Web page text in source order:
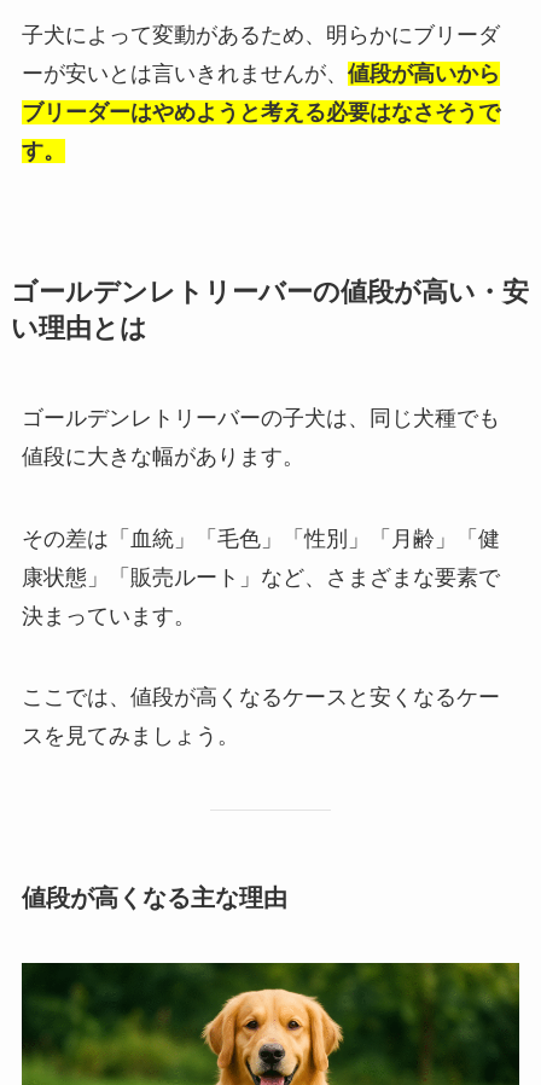
子犬によって変動があるため、明らかにブリーダ
ーが安いとは言いきれませんが、 値段が高いから
ブリーダーはやめようと考える必要はなさそうで
す。
ゴールデンレトリーバーの値段が高い・安
い理由とは
ゴールデンレトリーバーの子犬は、同じ犬種でも
値段に大きな幅があります。
その差は「血統」「毛色」「性別」「月齢」「健
康状態」「販売ルート」など、さまざまな要素で
決まっています。
ここでは、値段が高くなるケースと安くなるケー
スを見てみましょう。
値段が高くなる主な理由